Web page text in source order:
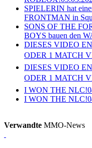
SPIELERIN hat
FRONTMAN in
SONS OF THE
BOYS bauen den
DIESES VIDEO
ODER 1 MATCH
DIESES VIDEO
ODER 1 MATCH
I WON THE NLC!
I WON THE NLC!
Verwandte MMO-News